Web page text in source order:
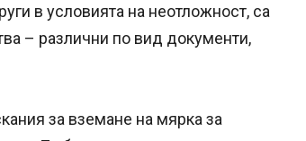
в условията на неотложност, са
– различни по вид документи,
за вземане на мярка за